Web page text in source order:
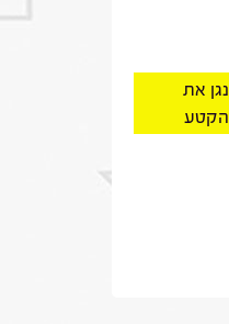
נגן את
הקטע